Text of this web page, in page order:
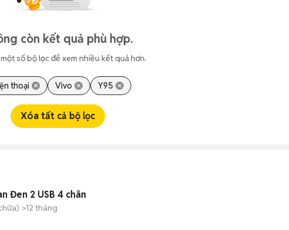
còn kết quả phù hợp.
số bộ lọc để xem nhiều kết quả hơn.
thoại Vivo Y95
Xóa tất cả bộ lọc
Đen 2 USB 4 chân
>12 tháng